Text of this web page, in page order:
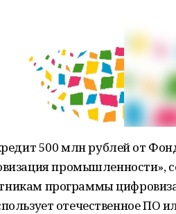
500 млн рублей от
промышленности»,
программы
отечественное ПО